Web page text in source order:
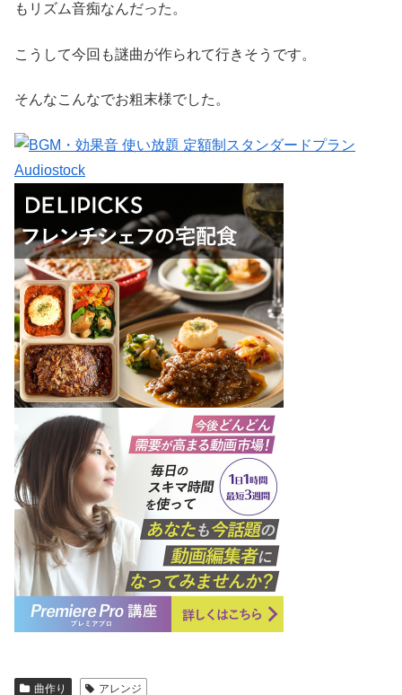
もリズム音痴なんだった。
こうして今回も謎曲が作られて行きそうです。
そんなこんなでお粗末様でした。
曲作り アレンジ